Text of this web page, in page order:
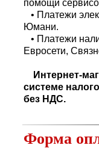
помощи
• Платежи
Юмани.
• Платежи
Евросети,
Интернет-
системе
без НДС.
Форма